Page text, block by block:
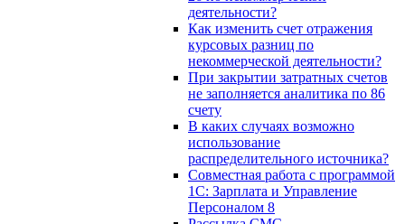
деятельности?
Как изменить счет отражения
курсовых разниц по
некоммерческой деятельности?
При закрытии затратных счетов
не заполняется аналитика по 86
счету
В каких случаях возможно
использование
распределительного источника?
Совместная работа с программой
1С: Зарплата и Управление
Персоналом 8